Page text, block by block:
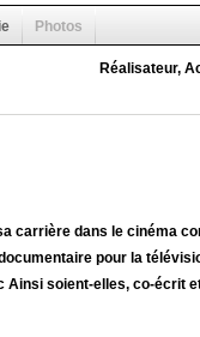
Photos
Réalisateur,
carrière dans le cinéma
pour la
Ainsi soient-elles, co-écrit